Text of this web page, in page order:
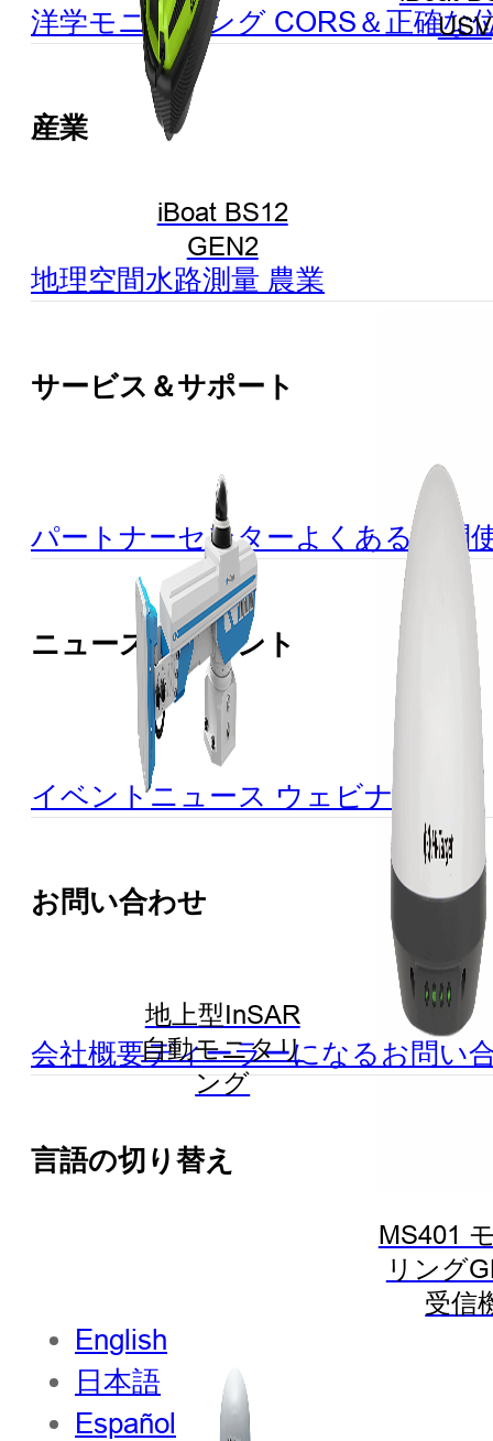
iBoat BS12
GEN2
USV
地上型InSAR
自動モニタリ
ング
MS401
リング
受信
洋学モニタリング CORS＆正確な
産業
地理空間水路測量 農業
サービス＆サポート
パートナーセンターよくある質問
ニュース＆イベント
イベントニュース ウェビナー
お問い合わせ
会社概要ディーラーになるお問い
言語の切り替え
English
日本語
Español